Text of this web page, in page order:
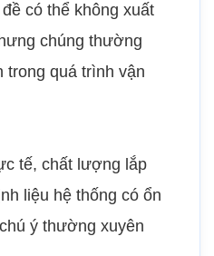
có thể không xuất
chúng thường
trong quá trình vận
tế, chất lượng lắp
liệu hệ thống có ổn
ý thường xuyên